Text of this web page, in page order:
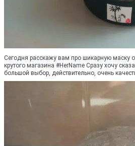
Сегодня расскажу вам про шикарную маску
крутого магазина #HerName Сразу хочу
большой выбор, действительно, очень